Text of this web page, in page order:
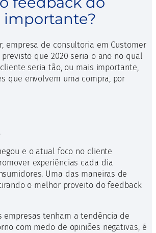
importante?
empresa de consultoria em Customer
previsto que 2020 seria o ano no qual
seria tão, ou mais importante,
que envolvem uma compra, por
e o atual foco no cliente
experiências cada dia
Uma das maneiras de
o melhor proveito do feedback
empresas tenham a tendência de
com medo de opiniões negativas, é